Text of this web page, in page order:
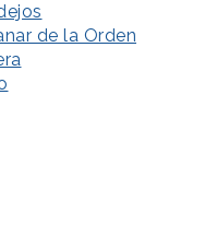
de la Orden